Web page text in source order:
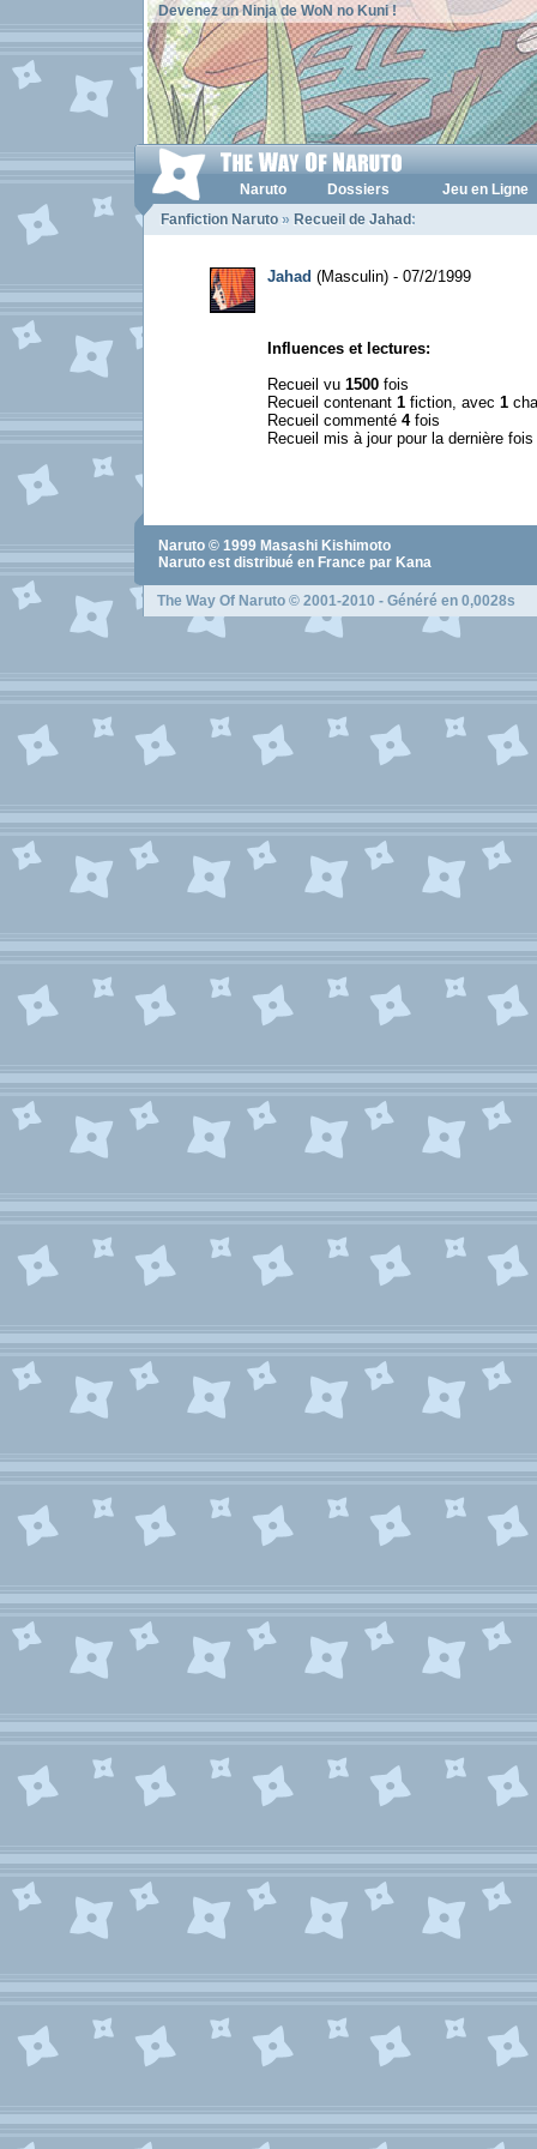
Devenez un Ninja de WoN no Kuni !
Naruto Dossiers
Jeu en Ligne
Fanfiction Naruto » Recueil de Jahad:
Jahad (Masculin) - 07/2/1999
Influences et lectures:
Recueil vu 1500 fois
Recueil contenant 1 fiction, avec 1
Recueil commenté 4fois
Recueil mis à jour pour la dernière
Naruto © 1999 Masashi Kishimoto
Naruto est distribué en France par Kana
The Way Of Naruto © 2001-2010 - Généré en 0,0028s